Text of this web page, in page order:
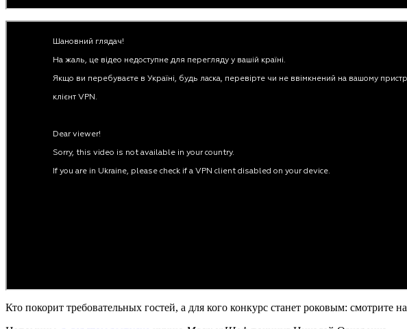
Кто покорит требовательных гостей, а для кого конкурс станет роковым: смотрите на